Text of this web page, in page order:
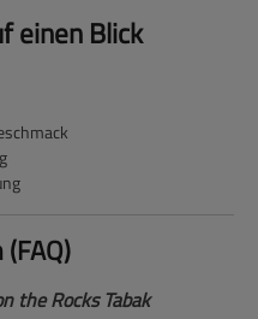
einen Blick
the Rocks Tabak